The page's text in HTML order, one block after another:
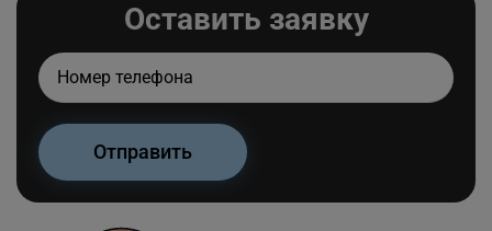
Оставить заявку